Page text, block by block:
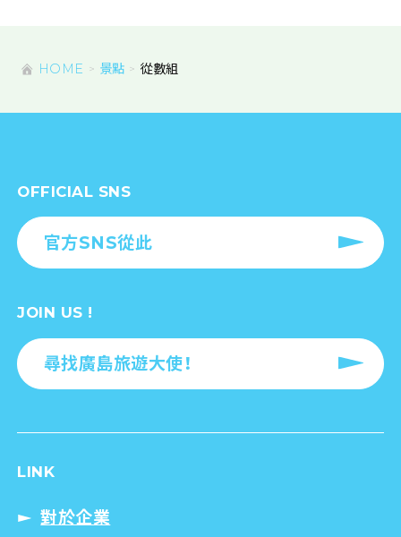
HOME 景點 從數組
OFFICIAL SNS
官方SNS從此
JOIN US !
尋找廣島旅遊大使！
LINK
對於企業